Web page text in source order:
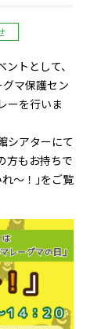
トとして、
マ保護セン
ーを行いま
シアターにて
方もお持ちで
～！｣をご覧